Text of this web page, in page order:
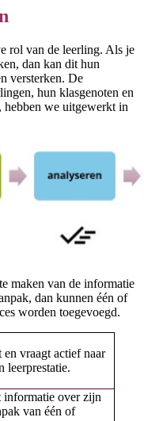
rol van de leerling. Als je
dan kan dit hun
versterken. De
hun klasgenoten en
hebben we uitgewerkt in
maken van de informatie
dan kunnen één of
worden toegevoegd.
vraagt actief naar
leerprestatie.
over zijn
van één of